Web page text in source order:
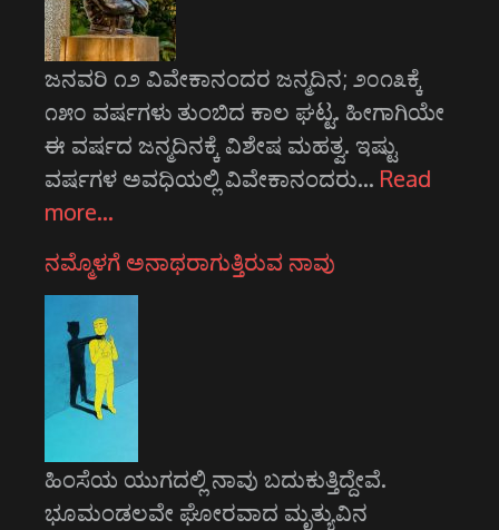
ಜನವರಿ ೧೨ ವಿವೇಕಾನಂದರ ಜನ್ಮದಿನ; ೨೦೧೩ಕ್ಕೆ
೧೫೦ ವರ್ಷಗಳು ತುಂಬಿದ ಕಾಲ ಘಟ್ಟ. ಹೀಗಾಗಿಯೇ
ಈ ವರ್ಷದ ಜನ್ಮದಿನಕ್ಕೆ ವಿಶೇಷ ಮಹತ್ವ. ಇಷ್ಟು
ವರ್ಷಗಳ ಅವಧಿಯಲ್ಲಿ ವಿವೇಕಾನಂದರು… Read
more…
ನಮ್ಮೊಳಗೆ ಅನಾಥರಾಗುತ್ತಿರುವ ನಾವು
ಹಿಂಸೆಯ ಯುಗದಲ್ಲಿ ನಾವು ಬದುಕುತ್ತಿದ್ದೇವೆ.
ಭೂಮಂಡಲವೇ ಘೋರವಾದ ಮೃತ್ಯುವಿನ